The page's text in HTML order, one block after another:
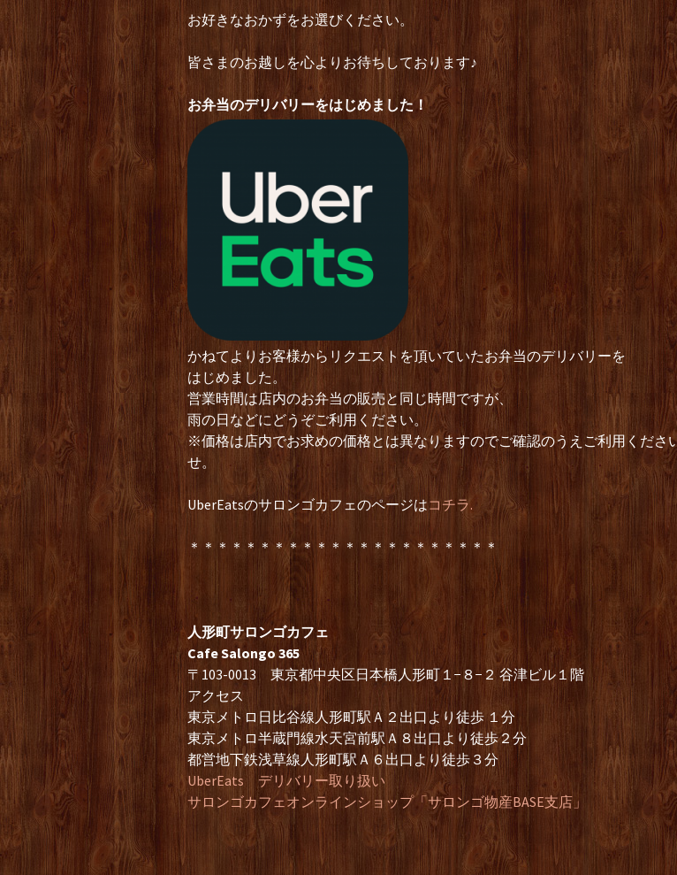
お好きなおかずをお選びください。
皆さまのお越しを心よりお待ちしております♪
お弁当のデリバリーをはじめました！
かねてよりお客様からリクエストを頂いていたお弁当のデリバリーを
はじめました。
営業時間は店内のお弁当の販売と同じ時間ですが、
雨の日などにどうぞご利用ください。
※価格は店内でお求めの価格とは異なりますのでご確認のうえご利用くださ
せ。
UberEatsのサロンゴカフェのページはコチラ.
＊＊＊＊＊＊＊＊＊＊＊＊＊＊＊＊＊＊＊＊＊＊
人形町サロンゴカフェ
Cafe Salongo 365
〒103-0013 東京都中央区日本橋人形町１−８−２ 谷津ビル１階
アクセス
東京メトロ日比谷線人形町駅Ａ２出口より徒歩 １分
東京メトロ半蔵門線水天宮前駅Ａ８出口より徒歩２分
都営地下鉄浅草線人形町駅Ａ６出口より徒歩３分
UberEats デリバリー取り扱い
サロンゴカフェオンラインショップ「サロンゴ物産BASE支店」